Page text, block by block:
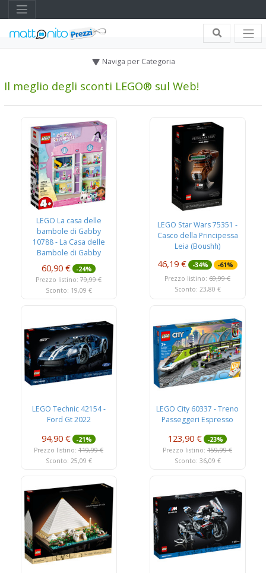
Naviga per Categoria
Il meglio degli sconti LEGO® sul Web!
LEGO La casa delle
bambole di Gabby
10788 - La Casa delle
Bambole di Gabby
60,90 €
-24%
Prezzo listino: 79,99 €
Sconto: 19,09 €
LEGO Star Wars 75351 -
Casco della Principessa
Leia (Boushh)
46,19 € -34%
-61%
Prezzo listino: 69,99 €
Sconto: 23,80 €
LEGO Technic 42154 -
Ford Gt 2022
94,90 €
-21%
Prezzo listino: 119,99 €
Sconto: 25,09 €
LEGO City 60337 - Treno
Passeggeri Espresso
123,90 €
-23%
Prezzo listino: 159,99 €
Sconto: 36,09 €